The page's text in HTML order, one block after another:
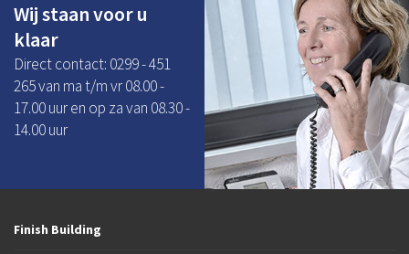
Wij staan voor u
klaar
Direct contact: 0299 - 451
265 van ma t/m vr 08.00 -
17.00 uur en op za van 08.30 -
14.00 uur
Finish Building